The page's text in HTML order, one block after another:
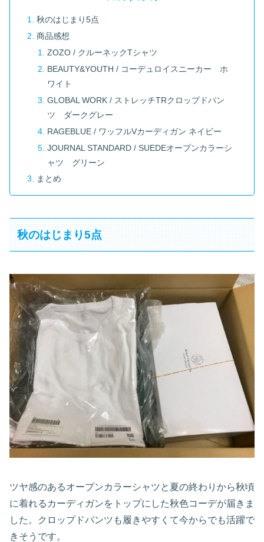
秋のはじまり5点
商品感想
ZOZO / クルーネックTシャツ
BEAUTY&YOUTH / コーデュロイスニーカー ホ
ワイト
GLOBAL WORK / ストレッチTRクロップドパン
ツ ダークグレー
RAGEBLUE / ワッフルVカーディガン ネイビー
JOURNAL STANDARD / SUEDEオープンカラーシ
ャツ グリーン
まとめ
秋のはじまり5点
ツヤ感のあるオープンカラーシャツと夏の終わりから秋頃
に着れるカーディガンをトップにした秋色コーデが届きま
した。クロップドパンツも履きやすくて今からでも活躍で
きそうです。